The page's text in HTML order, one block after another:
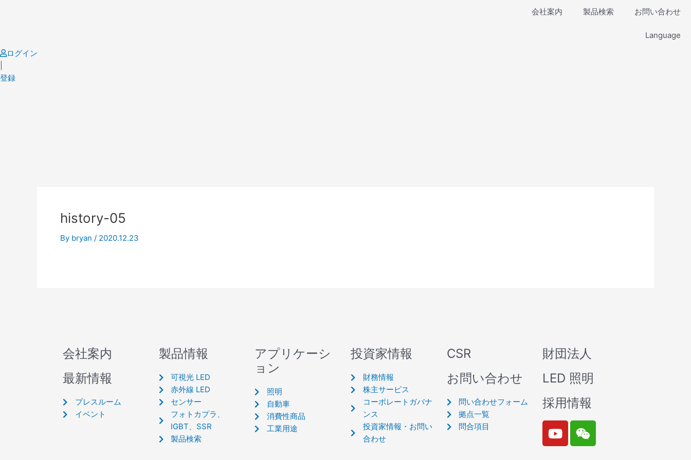
会社案内 製品検索 お問い合わせ
Language
ログイン
登録
history-05
By bryan / 2020.12.23
会社案内
最新情報
プレスルーム
イベント
製品情報
可視光 LED
赤外線 LED
センサー
フォトカプラ、
IGBT、SSR
製品検索
アプリケーシ
ョン
照明
自動車
消費性商品
工業用途
投資家情報
財務情報
株主サービス
コーポレートガバナ
ンス
投資家情報・お問い
合わせ
CSR
お問い合わせ
問い合わせフォーム
拠点一覧
問合項目
財団法人
LED 照明
採用情報
Y
o
W
e